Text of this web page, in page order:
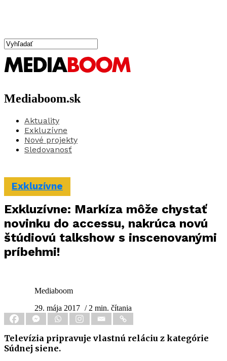
Mediaboom.sk
Aktuality
Exkluzívne
Nové projekty
Sledovanosť
Exkluzívne
Exkluzívne: Markíza môže chystať
novinku do accessu, nakrúca novú
štúdiovú talkshow s inscenovanými
príbehmi!
Mediaboom
29. mája 2017 / 2 min. čítania
Televízia pripravuje vlastnú reláciu z kategórie
Súdnej siene.